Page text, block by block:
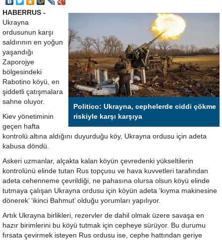
Politico: Ukrayna, cephelerde ciddi çökme
riskiyle karşı karşıya
HABERRUS -
Ukrayna
ordusunun karşı
saldırının en yoğun
yaşandığı
Zaporojye
bölgesindeki
Rabotino köyü, en
şiddetli çatışmalara
sahne oluyor.
Kiev yönetiminin
geçen hafta
kontrolü altına aldığını duyurduğu köy, Ukrayna ordusu için adeta
kabusa döndü.
Askeri uzmanlar, alçakta kalan köyün çevredenki yükseltilerin
kontrolünü elinde tutan Rus topçusu ve hava kuvvetleri tarafından
adeta cehenneme çevrildiği, ne pahasına olursa olsun köyü elinde
tutmaya çalışan Ukrayna ordusu için köyün adeta ‘kıyma makinesine
dönerek’ ‘ikinci Bahmut’ olduğu yorumları yapılıyor.
Artık Ukrayna birlikleri, rezervler de dahil olmak üzere savaşa en
hazır birimlerini bu köyü tutmak için cepheye sürüyor. Bu durumu
fırsata çevirmek isteyen Rus ordusu ise, cephe hattından geriye